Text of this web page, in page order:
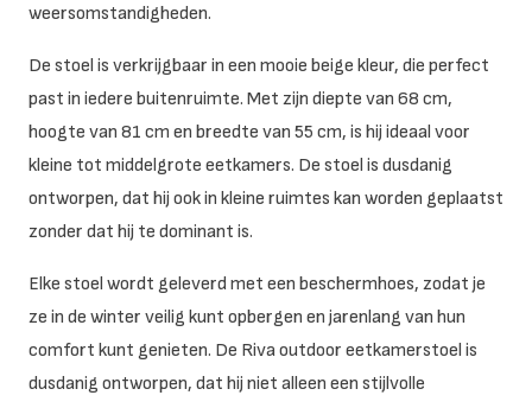
weersomstandigheden.
De stoel is verkrijgbaar in een mooie beige kleur, die perfect
past in iedere buitenruimte. Met zijn diepte van 68 cm,
hoogte van 81 cm en breedte van 55 cm, is hij ideaal voor
kleine tot middelgrote eetkamers. De stoel is dusdanig
ontworpen, dat hij ook in kleine ruimtes kan worden geplaatst
zonder dat hij te dominant is.
Elke stoel wordt geleverd met een beschermhoes, zodat je
ze in de winter veilig kunt opbergen en jarenlang van hun
comfort kunt genieten. De Riva outdoor eetkamerstoel is
dusdanig ontworpen, dat hij niet alleen een stijlvolle